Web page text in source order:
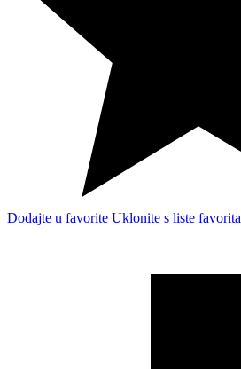
Dodajte u favorite Uklonite s liste favorita